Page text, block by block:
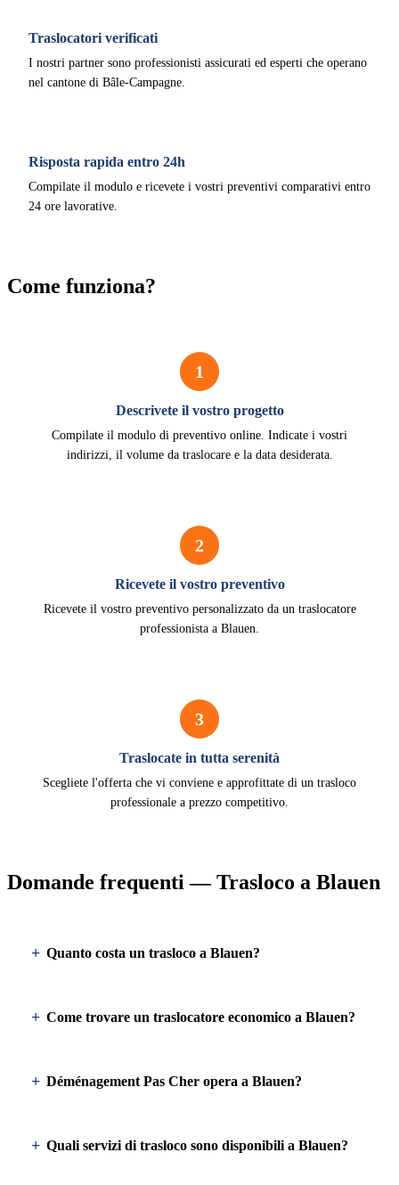
Traslocatori verificati
I nostri partner sono professionisti assicurati ed esperti che operano
nel cantone di Bâle-Campagne.
Risposta rapida entro 24h
Compilate il modulo e ricevete i vostri preventivi comparativi entro
24 ore lavorative.
Come funziona?
1
Descrivete il vostro progetto
Compilate il modulo di preventivo online. Indicate i vostri
indirizzi, il volume da traslocare e la data desiderata.
2
Ricevete il vostro preventivo
Ricevete il vostro preventivo personalizzato da un traslocatore
professionista a Blauen.
3
Traslocate in tutta serenità
Scegliete l'offerta che vi conviene e approfittate di un trasloco
professionale a prezzo competitivo.
Domande frequenti — Trasloco a Blauen
Quanto costa un trasloco a Blauen?
Come trovare un traslocatore economico a Blauen?
Déménagement Pas Cher opera a Blauen?
Quali servizi di trasloco sono disponibili a Blauen?